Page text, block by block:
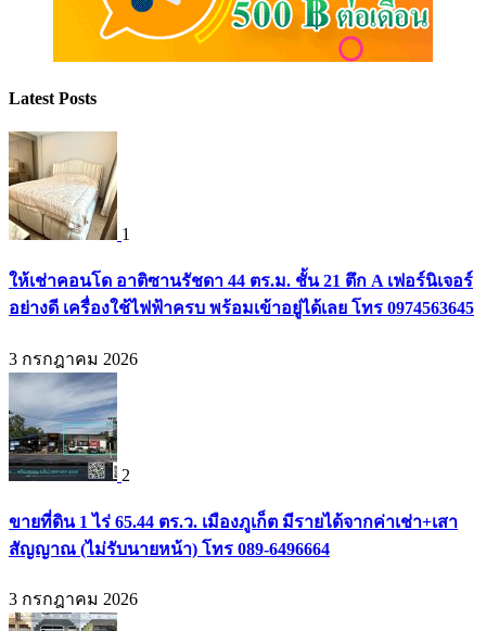
Latest Posts
1
ให้เช่าคอนโด อาติซานรัชดา 44 ตร.ม. ชั้น 21 ตึก A เฟอร์นิเจอร์
อย่างดี เครื่องใช้ไฟฟ้าครบ พร้อมเข้าอยู่ได้เลย โทร 0974563645
3 กรกฎาคม 2026
2
ขายที่ดิน 1 ไร่ 65.44 ตร.ว. เมืองภูเก็ต มีรายได้จากค่าเช่า+เสา
สัญญาณ (ไม่รับนายหน้า) โทร 089-6496664
3 กรกฎาคม 2026